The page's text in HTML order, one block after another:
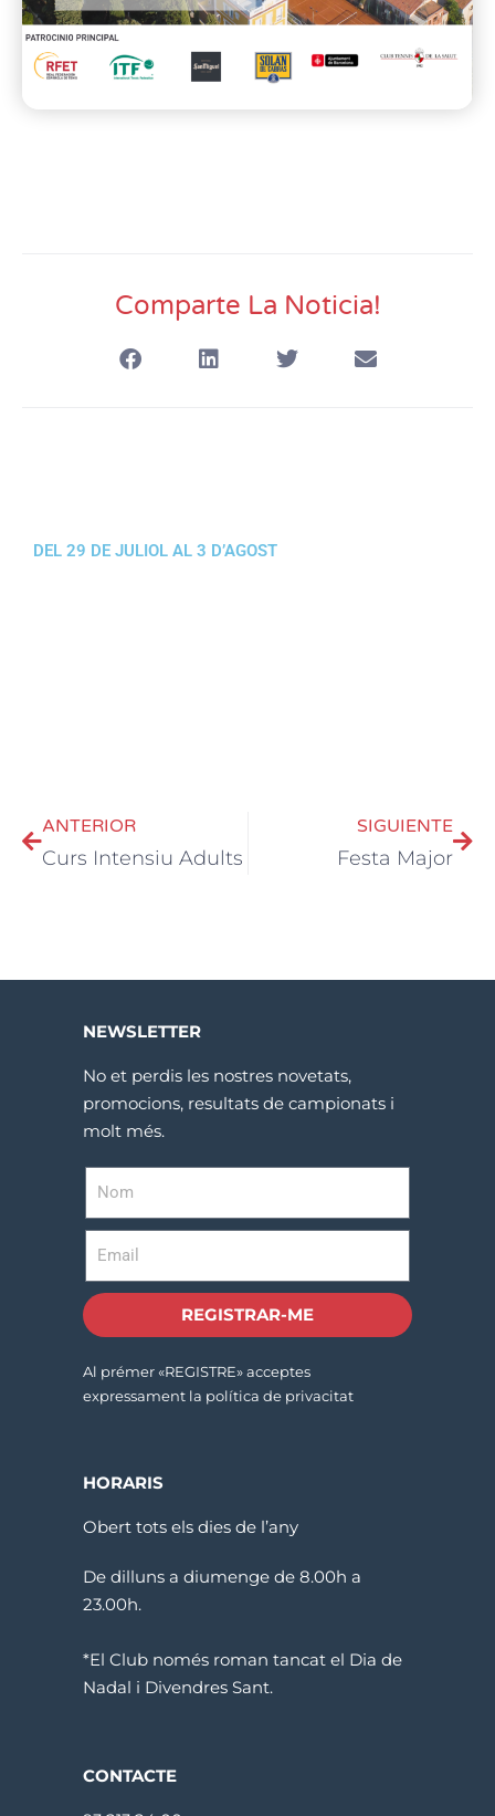
Comparte La Noticia!
DEL 29 DE JULIOL AL 3 D’AGOST
ANTERIOR
Curs Intensiu Adults
SIGUIENTE
Festa Major
NEWSLETTER
No et perdis les nostres novetats,
promocions, resultats de campionats i
molt més.
REGISTRAR-ME
Al prémer «REGISTRE» acceptes
expressament la política de privacitat
HORARIS
Obert tots els dies de l’any
De dilluns a diumenge de 8.00h a
23.00h.
*El Club només roman tancat el Dia de
Nadal i Divendres Sant.
CONTACTE